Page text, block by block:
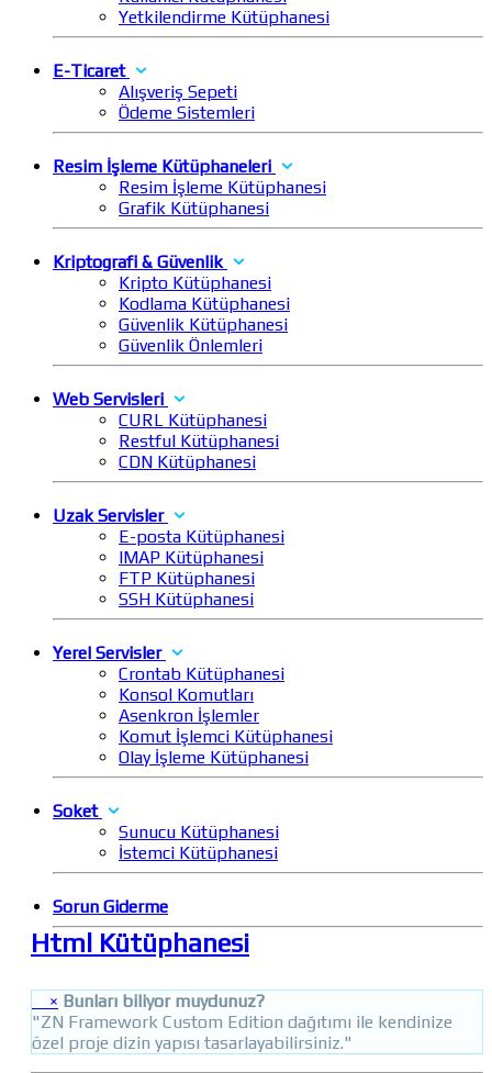
Yetkilendirme Kütüphanesi
E-Ticaret
Alışveriş Sepeti
Ödeme Sistemleri
Resim İşleme Kütüphaneleri
Resim İşleme Kütüphanesi
Grafik Kütüphanesi
Kriptografi & Güvenlik
Kripto Kütüphanesi
Kodlama Kütüphanesi
Güvenlik Kütüphanesi
Güvenlik Önlemleri
Web Servisleri
CURL Kütüphanesi
Restful Kütüphanesi
CDN Kütüphanesi
Uzak Servisler
E-posta Kütüphanesi
IMAP Kütüphanesi
FTP Kütüphanesi
SSH Kütüphanesi
Yerel Servisler
Crontab Kütüphanesi
Konsol Komutları
Asenkron İşlemler
Komut İşlemci Kütüphanesi
Olay İşleme Kütüphanesi
Soket
Sunucu Kütüphanesi
İstemci Kütüphanesi
Sorun Giderme
Html Kütüphanesi
× Bunları biliyor muydunuz?
"ZN Framework Custom Edition dağıtımı ile kendinize
özel proje dizin yapısı tasarlayabilirsiniz."